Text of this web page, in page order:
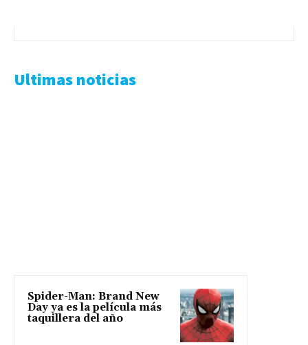
Ultimas noticias
Spider-Man: Brand New
Day ya es la película más
taquillera del año